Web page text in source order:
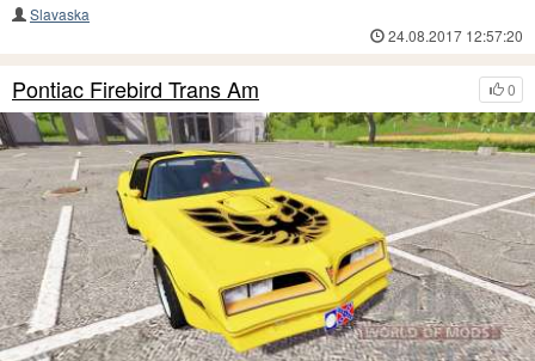
Slavaska
24.08.2017 12:57:20
0
Pontiac Firebird Trans Am